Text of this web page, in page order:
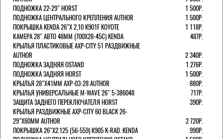
ПОДНОЖКА 22-29" HORST
1 500Р.
ПОДНОЖКА ЦЕНТРАЛЬНОГО КРЕПЛЕНИЯ AUTHOR
1 500Р.
ПОКРЫШКА KENDA 26"Х 2,10 K901F KOYOTE
1 118Р.
КАМЕРА 28" АВТО 48ММ (700Х28-45С) KENDA
487Р.
КРЫЛЬЯ ПЛАСТИКОВЫЕ AXP-CITY 51 РАЗДВИЖНЫЕ
AUTHOR
2 340Р.
ПОДНОЖКА ЗАДНЯЯ OSTAND
1 276Р.
ПОДНОЖКА ЗАДНЯЯ HORST
1 500Р.
КРЫЛЬЯ 28"Х41ММ AXP-03-28 AUTHOR
880Р.
КРЫЛЬЯ УНИВЕРСАЛЬНЫЕ M-WAVE 26" 5-386048
717Р.
ЗАЩИТА ЗАДНЕГО ПЕРЕКЛЮЧАТЕЛЯ HORST
390Р.
КРЫЛЬЯ РАЗДВИЖНЫЕ AXP-CITY 60 BLACK 26-
29"Х60ММ AUTHOR
2 720Р.
ПОКРЫШКА 26"Х2.125 (56-559) K905 K-RAD. KENDA
990Р.